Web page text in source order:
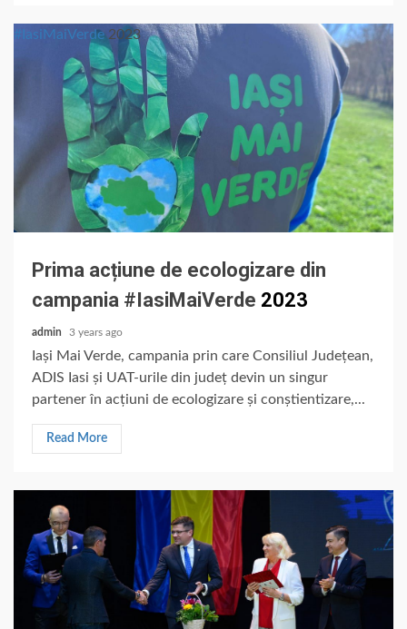
#IasiMaiVerde2023
Prima acțiune de ecologizare din
campania #IasiMaiVerde 2023
admin 3 years ago
Iași Mai Verde, campania prin care Consiliul Județean,
ADIS Iasi și UAT-urile din județ devin un singur
partener în acțiuni de ecologizare și conștientizare,...
Read More